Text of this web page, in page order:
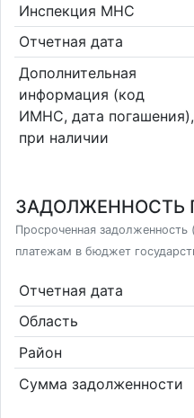
Инспекция МНС
Отчетная дата
Дополнительная
информация (код
ИМНС, дата погашения),
при наличии
ЗАДОЛЖЕННОСТЬ
Просроченная
платежам в бюджет
Отчетная дата
Область
Район
Сумма задолженности